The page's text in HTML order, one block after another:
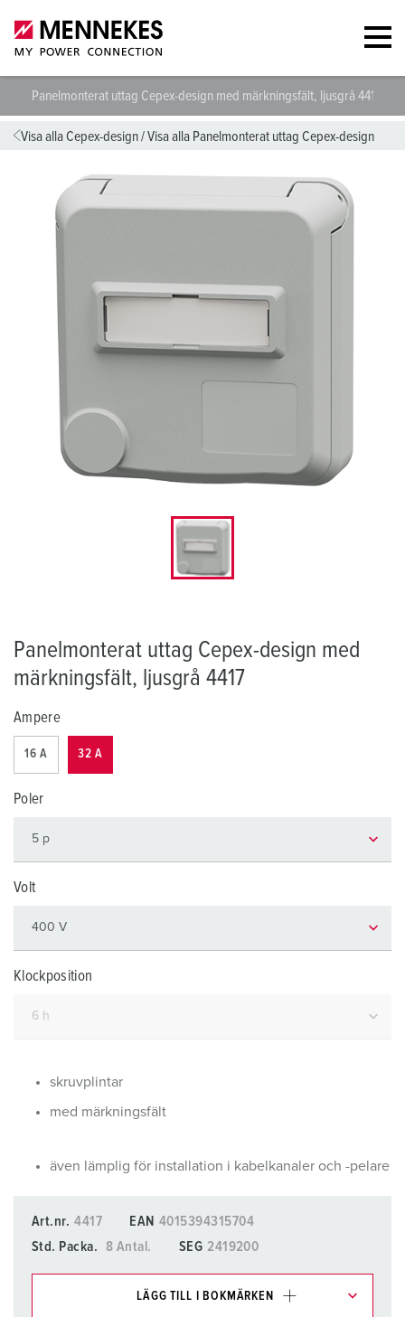
Panelmonterat uttag Cepex-design med märkningsfält, ljusgrå 4417
Visa alla Cepex-design/Visa alla Panelmonterat uttag Cepex-design
Panelmonterat uttag Cepex-design med
märkningsfält, ljusgrå 4417
Ampere
16 A 32 A
Poler
Volt
Klockposition
skruvplintar
med märkningsfält
även lämplig för installation i kabelkanaler och -pelare
Art.nr. 4417 EAN 4015394315704
Std. Packa.
8 Antal. SEG 2419200
LÄGG TILL I BOKMÄRKEN